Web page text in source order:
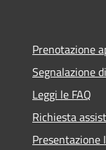
Prenotazione
Segnalazione
Leggi le FAQ
Richiesta
Presentazione